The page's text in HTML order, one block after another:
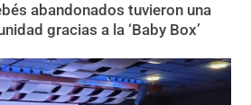
abandonados tuvieron una
gracias a la ‘Baby Box’